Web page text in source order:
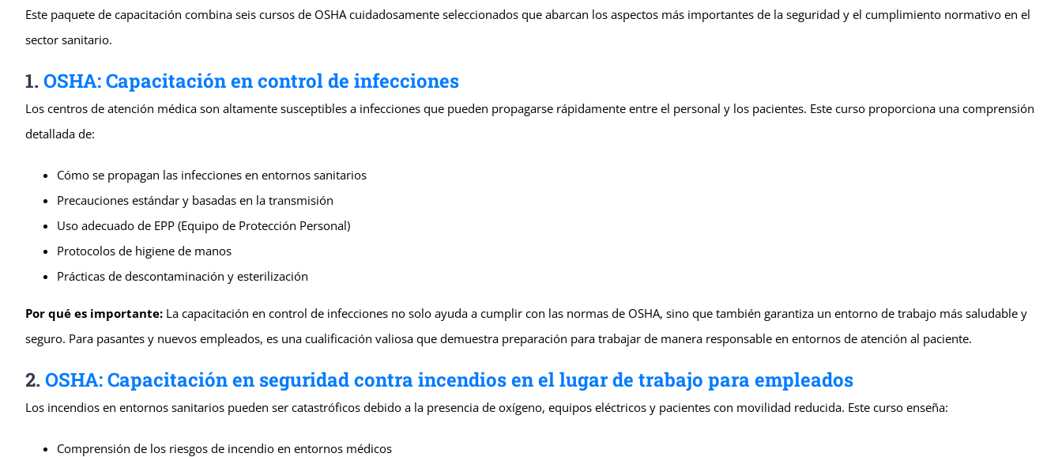
Este paquete de capacitación combina seis cursos de OSHA cuidadosamente seleccionados que abarcan los aspectos más importantes de la seguridad y el cumplimiento normativo en el
sector sanitario.
1. OSHA: Capacitación en control de infecciones
Los centros de atención médica son altamente susceptibles a infecciones que pueden propagarse rápidamente entre el personal y los pacientes. Este curso proporciona una comprensión
detallada de:
Cómo se propagan las infecciones en entornos sanitarios
Precauciones estándar y basadas en la transmisión
Uso adecuado de EPP (Equipo de Protección Personal)
Protocolos de higiene de manos
Prácticas de descontaminación y esterilización
Por qué es importante:La capacitación en control de infecciones no solo ayuda a cumplir con las normas de OSHA, sino que también garantiza un entorno de trabajo más saludable y
seguro. Para pasantes y nuevos empleados, es una cualificación valiosa que demuestra preparación para trabajar de manera responsable en entornos de atención al paciente.
2. OSHA: Capacitación en seguridad contra incendios en el lugar de trabajo para empleados
Los incendios en entornos sanitarios pueden ser catastróficos debido a la presencia de oxígeno, equipos eléctricos y pacientes con movilidad reducida. Este curso enseña:
Comprensión de los riesgos de incendio en entornos médicos